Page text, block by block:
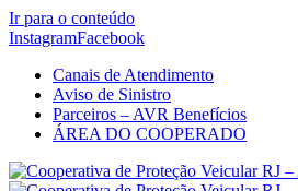
Ir para o conteúdo
InstagramFacebook
Canais de Atendimento
Aviso de Sinistro
Parceiros – AVR Benefícios
ÁREA DO COOPERADO